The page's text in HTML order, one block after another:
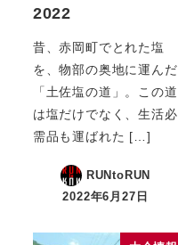
2022
昔、赤岡町でとれた塩
を、物部の奥地に運んだ
「土佐塩の道」。この道
は塩だけでなく、生活必
需品も運ばれた […]
RUNtoRUN
2022年6月27日